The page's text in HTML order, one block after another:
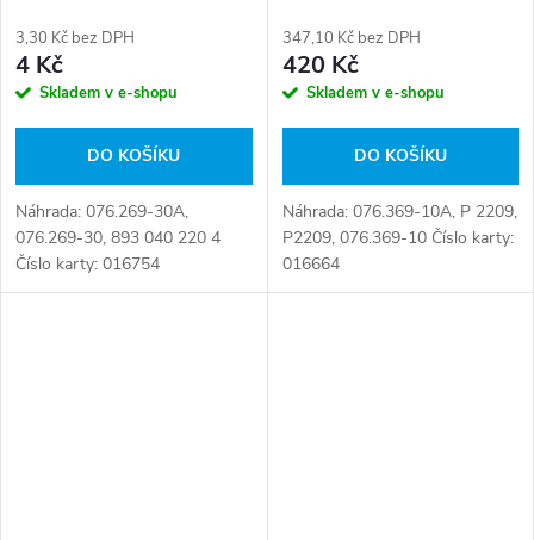
3,30 Kč bez DPH
4 Kč
Skladem v e-shopu
DO KOŠÍKU
Náhrada: 076.269-30A,
076.269-30, 893 040 220 4
Číslo karty: 016754
347,10 Kč bez DPH
420 Kč
Skladem v e-shopu
DO KOŠÍKU
Náhrada: 076.369-10A, P 2209,
P2209, 076.369-10 Číslo karty:
016664